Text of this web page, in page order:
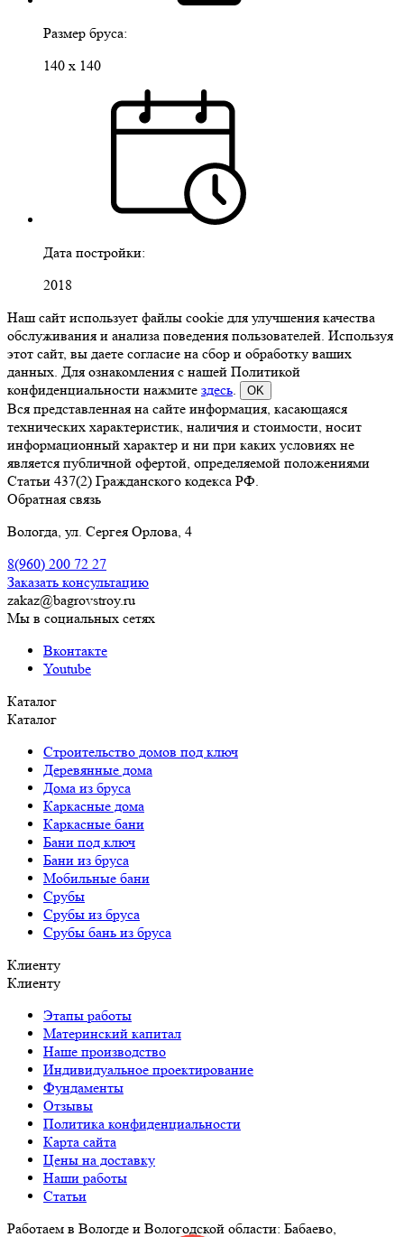
Размер бруса:
140 х 140
Дата постройки:
2018
Наш сайт использует файлы cookie для улучшения качества
обслуживания и анализа поведения пользователей. Используя
этот сайт, вы даете согласие на сбор и обработку ваших
данных. Для ознакомления с нашей Политикой
конфиденциальности нажмите здесь. OK
Вся представленная на сайте информация, касающаяся
технических характеристик, наличия и стоимости, носит
информационный характер и ни при каких условиях не
является публичной офертой, определяемой положениями
Статьи 437(2) Гражданского кодекса РФ.
Обратная связь
Вологда, ул. Сергея Орлова, 4
8(960) 200 72 27
Заказать консультацию
zakaz@bagrovstroy.ru
Мы в социальных сетях
Вконтакте
Youtube
Каталог
Каталог
Строительство домов под ключ
Деревянные дома
Дома из бруса
Каркасные дома
Каркасные бани
Бани под ключ
Бани из бруса
Мобильные бани
Срубы
Срубы из бруса
Срубы бань из бруса
Клиенту
Клиенту
Этапы работы
Материнский капитал
Наше производство
Индивидуальное проектирование
Фундаменты
Отзывы
Политика конфиденциальности
Карта сайта
Цены на доставку
Наши работы
Статьи
Работаем в Вологде и Вологодской области: Бабаево,